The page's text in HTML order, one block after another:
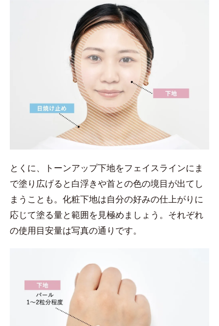
とくに、トーンアップ下地をフェイスラインにま
で塗り広げると白浮きや首との色の境目が出てし
まうことも。化粧下地は自分の好みの仕上がりに
応じて塗る量と範囲を見極めましょう。それぞれ
の使用目安量は写真の通りです。